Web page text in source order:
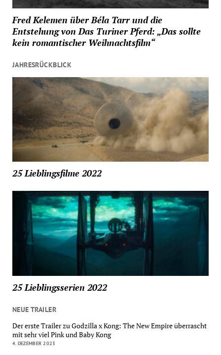
Fred Kelemen über Béla Tarr und die
Entstehung von Das Turiner Pferd: „Das sollte
kein romantischer Weihnachtsfilm“
JAHRESRÜCKBLICK
25 Lieblingsfilme 2022
25 Lieblingsserien 2022
NEUE TRAILER
Der erste Trailer zu Godzilla x Kong: The New Empire überrascht
mit sehr viel Pink und Baby Kong
4. DEZEMBER 2023